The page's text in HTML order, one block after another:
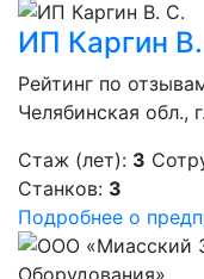
ИП Каргин
Рейтинг по
Челябинская обл.,
Стаж (лет): 3
Станков: 3
Подробнее о